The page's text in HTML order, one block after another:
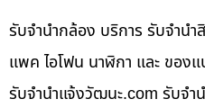
รับจำนำกล้อง บริการ รับจำนำ
แพค ไอโฟน นาฬิกา และ ของ
รับจํานําแจ้งวัฒนะ.com รับจำ